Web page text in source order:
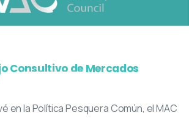
Consultivo de Mercados
en la Política Pesquera Común, el MAC